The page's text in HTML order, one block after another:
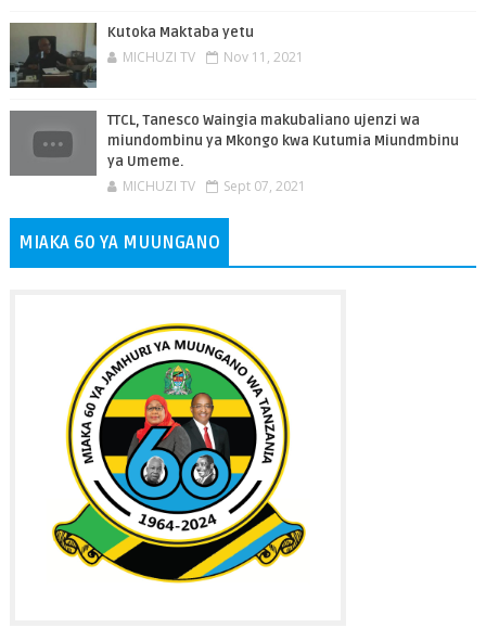
Kutoka Maktaba yetu
MICHUZI TV Nov 11, 2021
TTCL, Tanesco Waingia makubaliano ujenzi wa
miundombinu ya Mkongo kwa Kutumia Miundmbinu
ya Umeme.
MICHUZI TV Sept 07, 2021
MIAKA 60 YA MUUNGANO